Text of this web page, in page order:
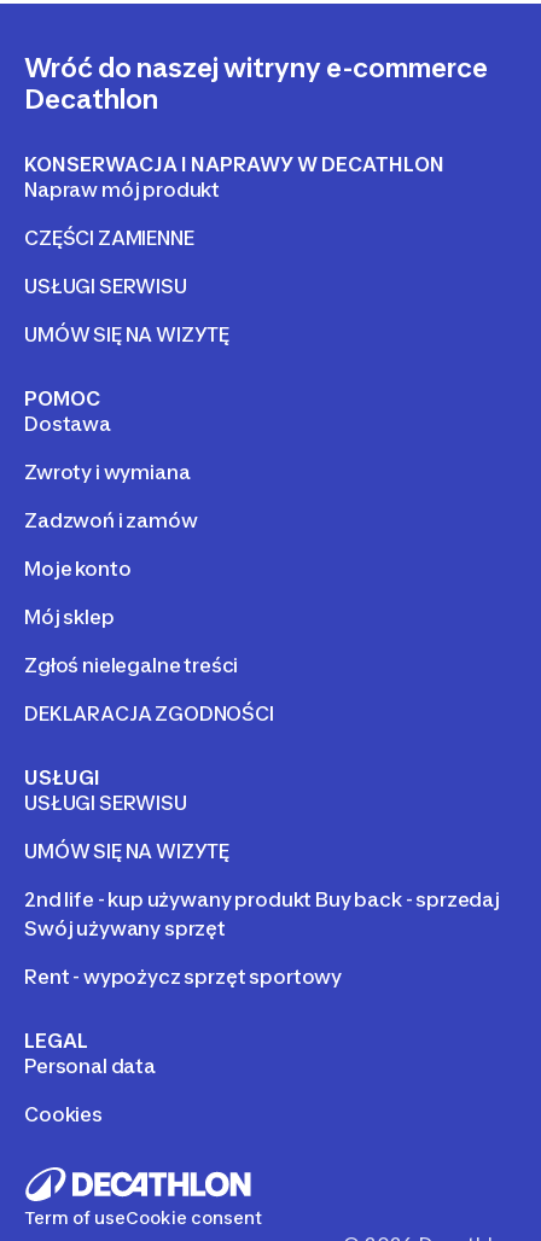
Wróć do naszej witryny e-commerce
Decathlon
KONSERWACJA I NAPRAWY W DECATHLON
Napraw mój produkt
CZĘŚCI ZAMIENNE
USŁUGI SERWISU
UMÓW SIĘ NA WIZYTĘ
POMOC
Dostawa
Zwroty i wymiana
Zadzwoń i zamów
Moje konto
Mój sklep
Zgłoś nielegalne treści
DEKLARACJA ZGODNOŚCI
USŁUGI
USŁUGI SERWISU
UMÓW SIĘ NA WIZYTĘ
2nd life - kup używany produkt Buy back - sprzedaj
Swój używany sprzęt
Rent - wypożycz sprzęt sportowy
LEGAL
Personal data
Cookies
Term of useCookie consent